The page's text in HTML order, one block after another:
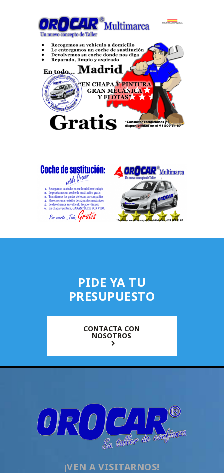
PIDE YA TU
PRESUPUESTO
CONTACTA CON
NOSOTROS
¡VEN A VISITARNOS!